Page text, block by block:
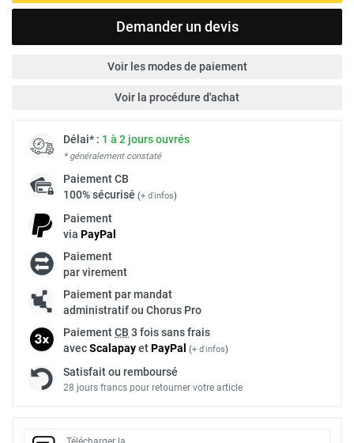
Demander un devis
Voir les modes de paiement
Voir la procédure d'achat
Délai* : 1 à 2 jours ouvrés
* généralement constaté
PaiementCB
100% sécurisé (+ d'infos)
Paiement
via PayPal
Paiement
par virement
Paiement par mandat
administratif ou Chorus Pro
PaiementCB 3 fois sans frais
avecScalapayetPayPal (+ d'infos)
Satisfait ou remboursé
28 jours francs pour retourner votre article